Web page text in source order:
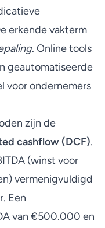
erkende vakterm
. Online tools
geautomatiseerde
voor ondernemers
zijn de
cashflow (DCF).
(winst voor
vermenigvuldigd
Een
van €500.000 en